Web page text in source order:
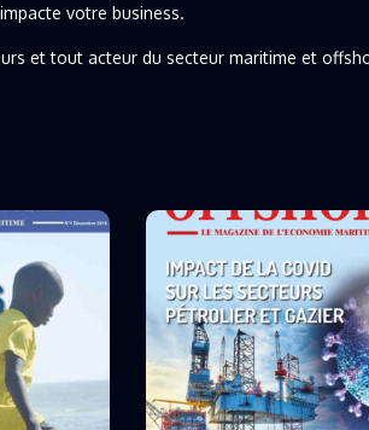
votre business.
et tout acteur du secteur maritime et